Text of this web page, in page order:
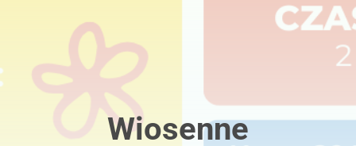
Wiosenne